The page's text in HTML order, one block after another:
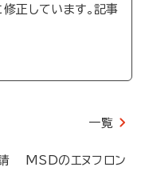
正しています。記事
一覧
MSDのエヌフロン